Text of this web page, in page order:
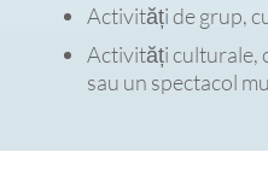
Activități de grup,
Activități culturale,
sau un spectacol